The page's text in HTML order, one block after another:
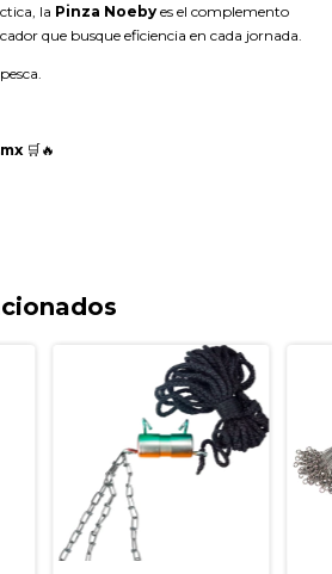
la Pinza Noeby es el complemento
que busque eficiencia en cada jornada.
🛒🔥